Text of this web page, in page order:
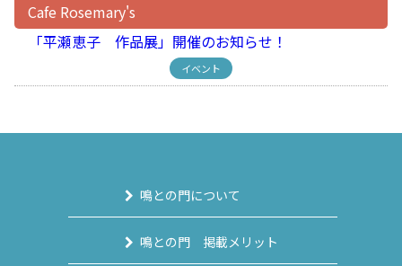
Cafe Rosemary's
「平瀬恵子 作品展」開催のお知らせ！
イベント
鳴との門について
鳴との門 掲載メリット